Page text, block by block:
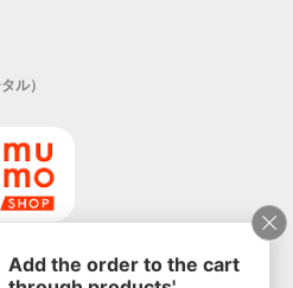
ル）
SHOPアプリ